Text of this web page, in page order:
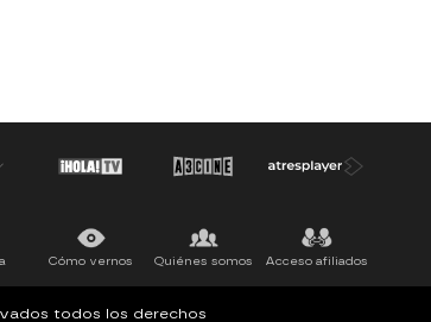
Cómo vernos Quiénes somos Acceso afiliados
todos los derechos